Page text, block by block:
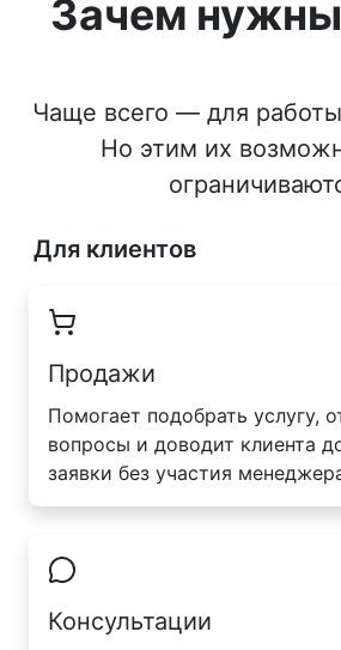
Зачем
Чаще всего — для
Но этим их
Для клиентов
Продажи
Помогает подобрать услугу,
вопросы и доводит клиента
заявки без участия
Консультации